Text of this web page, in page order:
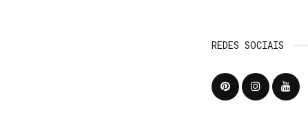
REDES SOCIAIS